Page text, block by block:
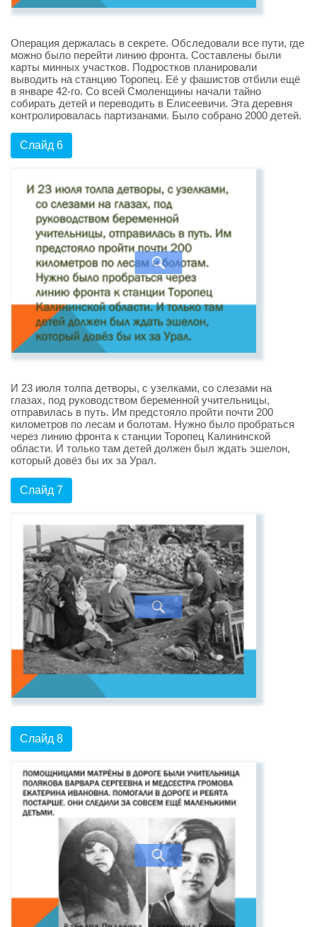
Операция держалась в секрете. Обследовали все пути, где
можно было перейти линию фронта. Составлены были
карты минных участков. Подростков планировали
выводить на станцию Торопец. Её у фашистов отбили ещё
в январе 42-го. Со всей Смоленщины начали тайно
собирать детей и переводить в Елисеевичи. Эта деревня
контролировалась партизанами. Было собрано 2000 детей.
Слайд 6
И 23 июля толпа детворы, с узелками, со слезами на
глазах, под руководством беременной учительницы,
отправилась в путь. Им предстояло пройти почти 200
километров по лесам и болотам. Нужно было пробраться
через линию фронта к станции Торопец Калининской
области. И только там детей должен был ждать эшелон,
который довёз бы их за Урал.
Слайд 7
Слайд 8